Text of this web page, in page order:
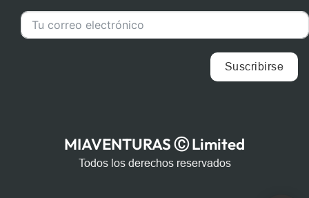
Suscribirse
MIAVENTURAS Ⓒ Limited
Todos los derechos reservados